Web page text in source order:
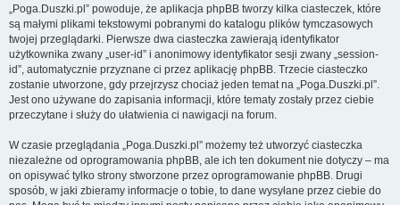
„Poga.Duszki.pl” powoduje, że aplikacja phpBB tworzy kilka ciasteczek, które
są małymi plikami tekstowymi pobranymi do katalogu plików tymczasowych
twojej przeglądarki. Pierwsze dwa ciasteczka zawierają identyfikator
użytkownika zwany „user-id” i anonimowy identyfikator sesji zwany „session-
id”, automatycznie przyznane ci przez aplikację phpBB. Trzecie ciasteczko
zostanie utworzone, gdy przejrzysz chociaż jeden temat na „Poga.Duszki.pl”.
Jest ono używane do zapisania informacji, które tematy zostały przez ciebie
przeczytane i służy do ułatwienia ci nawigacji na forum.
W czasie przeglądania „Poga.Duszki.pl” możemy też utworzyć ciasteczka
niezależne od oprogramowania phpBB, ale ich ten dokument nie dotyczy – ma
on opisywać tylko strony stworzone przez oprogramowanie phpBB. Drugi
sposób, w jaki zbieramy informacje o tobie, to dane wysyłane przez ciebie do